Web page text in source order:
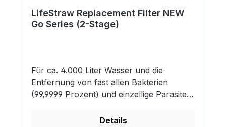
LifeStraw Replacement Filter NEW
Go Series (2-Stage)
Für ca. 4.000 Liter Wasser und die
Entfernung von fast allen Bakterien
(99,9999 Prozent) und einzellige Parasiten
welche das Wasser verunreinigen. Der
Details